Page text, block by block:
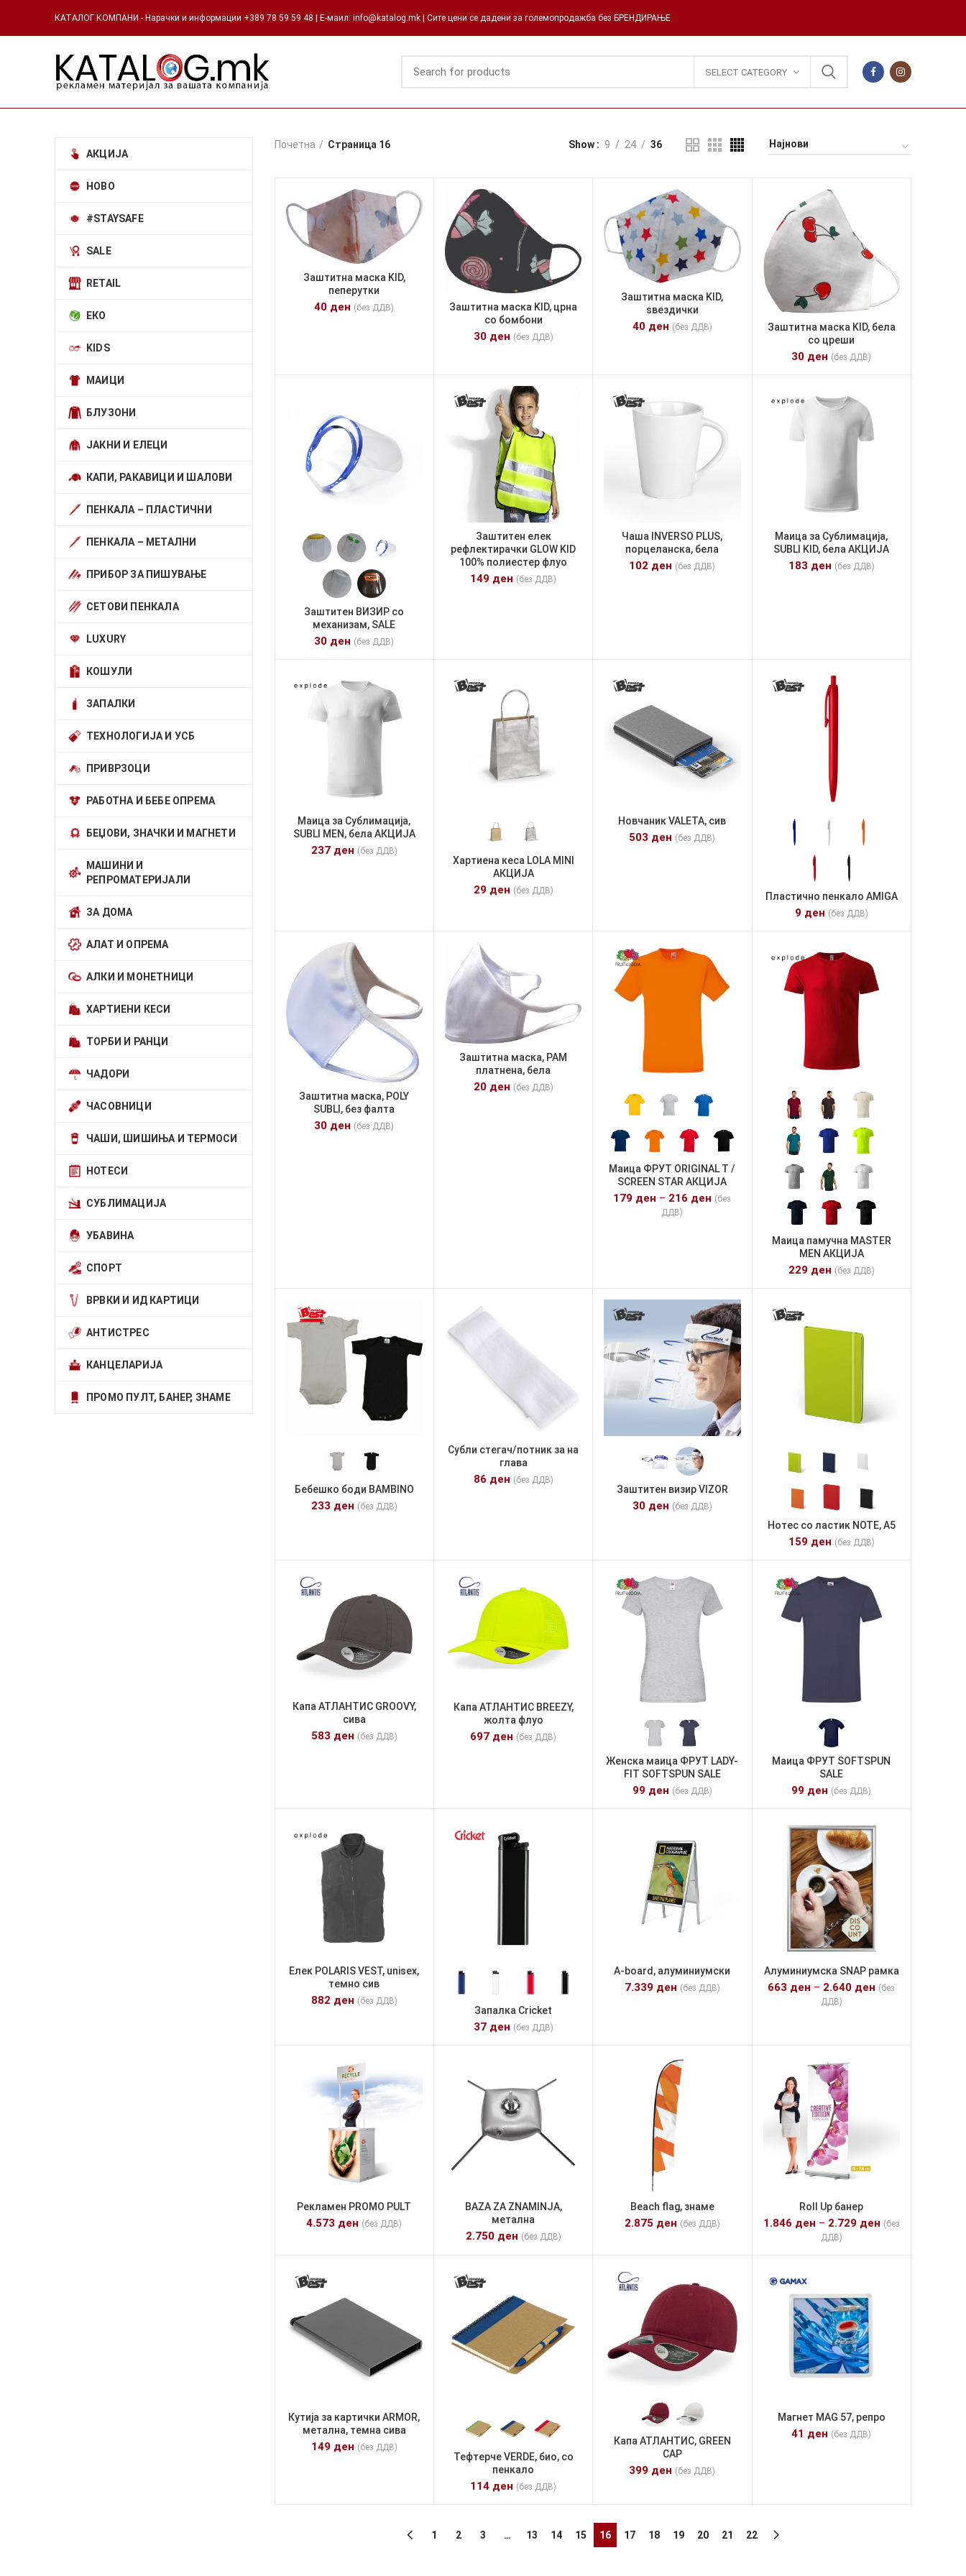
КАТАЛОГ КОМПАНИ - Нарачки и информации +389 78 59 59 48 | Е-маил: info@katalog.mk | Сите цени се дадени за големопродажба без БРЕНДИРАЊЕ
SELECT CATEGORY
Почетна Страница 16 Show 9 24 36
Заштитна маска KID,
пеперутки
40 ден (без ДДВ)
Заштитна маска KID, црна
со бомбони
30 ден (без ДДВ)
Заштитна маска KID,
sвездички
40 ден (без ДДВ)
Заштитна маска KID, бела
со цреши
30 ден (без ДДВ)
Заштитен ВИЗИР со
механизам, SALE
30 ден (без ДДВ)
Заштитен елек
рефлектирачки GLOW KID
100% полиестер флуо
149 ден (без ДДВ)
Чаша INVERSO PLUS,
порцеланска, бела
102 ден (без ДДВ)
Маица за Сублимација,
SUBLI KID, бела АКЦИЈА
183 ден (без ДДВ)
Маица за Сублимација,
SUBLI MEN, бела АКЦИЈА
237 ден (без ДДВ)
Хартиена кеса LOLA MINI
АКЦИЈА
29 ден (без ДДВ)
Новчаник VALETA, сив
503 ден (без ДДВ)
Пластично пенкало AMIGA
9 ден (без ДДВ)
Заштитна маска, POLY
SUBLI, без фалта
30 ден (без ДДВ)
Заштитна маска, PAM
платнена, бела
20 ден (без ДДВ)
Маица ФРУТ ORIGINAL T /
SCREEN STAR АКЦИЈА
179 ден – 216 ден (без
ДДВ)
Маица памучна MASTER
MEN АКЦИЈА
229 ден (без ДДВ)
Бебешко боди BAMBINO
233 ден (без ДДВ)
Субли стегач/потник за на
глава
86 ден (без ДДВ)
Заштитен визир VIZOR
30 ден (без ДДВ)
Нотес со ластик NOTE, А5
159 ден (без ДДВ)
Капа АТЛАНТИС GROOVY,
сива
583 ден (без ДДВ)
Капа АТЛАНТИС BREEZY,
жолта флуо
697 ден (без ДДВ)
Женска маица ФРУТ LADY-
FIT SOFTSPUN SALE
99 ден (без ДДВ)
Маица ФРУТ SOFTSPUN
SALE
99 ден (без ДДВ)
Елек POLARIS VEST, unisex,
темно сив
882 ден (без ДДВ)
Запалка Cricket
37 ден (без ДДВ)
A-board, алуминиумски
7.339 ден (без ДДВ)
Алуминиумска SNAP рамка
663 ден – 2.640 ден (без
ДДВ)
Рекламен PROMO PULT
4.573 ден (без ДДВ)
BAZA ZA ZNAMINJA,
метална
2.750 ден (без ДДВ)
Beach flag, знаме
2.875 ден (без ДДВ)
Roll Up банер
1.846 ден – 2.729 ден (без
ДДВ)
Кутија за картички ARMOR,
метална, темна сива
149 ден (без ДДВ)
Тефтерче VERDE, био, со
пенкало
114 ден (без ДДВ)
Капа АТЛАНТИС, GREEN
CAP
399 ден (без ДДВ)
Магнет MAG 57, репро
41 ден (без ДДВ)
1 2 3 … 13 14 15 16 17 18 19 20 21 22
АКЦИЈА
НОВО
#STAYSAFE
SALE
RETAIL
ЕКО
KIDS
МАИЦИ
БЛУЗОНИ
ЈАКНИ И ЕЛЕЦИ
КАПИ, РАКАВИЦИ И ШАЛОВИ
ПЕНКАЛА – ПЛАСТИЧНИ
ПЕНКАЛА – МЕТАЛНИ
ПРИБОР ЗА ПИШУВАЊЕ
СЕТОВИ ПЕНКАЛА
LUXURY
КОШУЛИ
ЗАПАЛКИ
ТЕХНОЛОГИЈА И УСБ
ПРИВРЗОЦИ
РАБОТНА И БЕБЕ ОПРЕМА
БЕЏОВИ, ЗНАЧКИ И МАГНЕТИ
МАШИНИ И
РЕПРОМАТЕРИЈАЛИ
ЗА ДОМА
АЛАТ И ОПРЕМА
АЛКИ И МОНЕТНИЦИ
ХАРТИЕНИ КЕСИ
ТОРБИ И РАНЦИ
ЧАДОРИ
ЧАСОВНИЦИ
ЧАШИ, ШИШИЊА И ТЕРМОСИ
НОТЕСИ
СУБЛИМАЦИЈА
УБАВИНА
СПОРТ
ВРВКИ И ИД КАРТИЦИ
АНТИСТРЕС
КАНЦЕЛАРИЈА
ПРОМО ПУЛТ, БАНЕР, ЗНАМЕ